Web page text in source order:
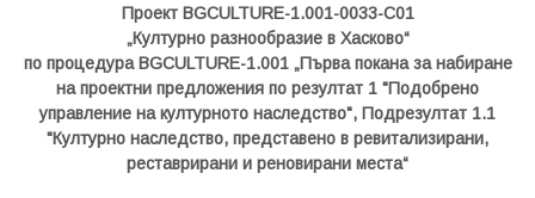
Проект BGCULTURE-1.001-0033-C01
„Културно разнообразие в Хасково“
по процедура BGCULTURE-1.001 „Първа покана за набиране
на проектни предложения по резултат 1 "Подобрено
управление на културното наследство", Подрезултат 1.1
"Културно наследство, представено в ревитализирани,
реставрирани и реновирани места“